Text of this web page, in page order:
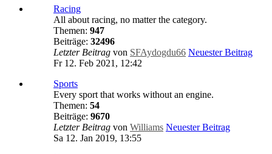
Racing
All about racing, no matter the category.
Themen: 947
Beiträge: 32496
Letzter Beitrag von SFAydogdu66 Neuester Beitrag
Fr 12. Feb 2021, 12:42
Sports
Every sport that works without an engine.
Themen: 54
Beiträge: 9670
Letzter Beitrag von Williams Neuester Beitrag
Sa 12. Jan 2019, 13:55